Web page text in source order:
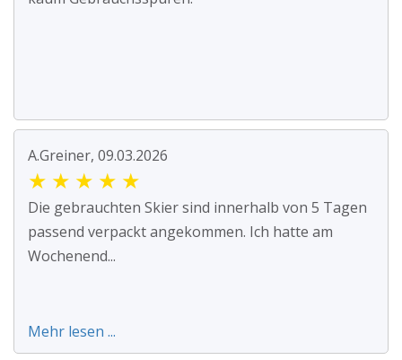
A.Greiner, 09.03.2026
★ ★ ★ ★ ★
Die gebrauchten Skier sind innerhalb von 5 Tagen
passend verpackt angekommen. Ich hatte am
Wochenend...
Mehr lesen ...